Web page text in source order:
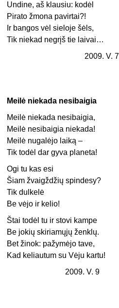
Undine, aš klausiu: kodėl
Pirato žmona pavirtai?!
Ir bangos vėl sieloje šėls,
Tik niekad negrįš tie laivai…
2009. V. 7
Meilė niekada nesibaigia
Meilė niekada nesibaigia,
Meilė nesibaigia niekada!
Meilė nugalėjo laiką –
Tik todėl dar gyva planeta!
Ogi tu kas esi
Šiam žvaigždžių spindesy?
Tik dulkelė
Be vėjo ir kelio!
Štai todėl tu ir stovi kampe
Be jokių skiriamųjų ženklų.
Bet žinok: pažymėjo tave,
Kad keliautum su Vėju kartu!
2009. V. 9